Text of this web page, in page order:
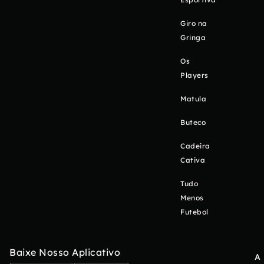
Giro na
Gringa
Os
Players
Matula
Buteco
Cadeira
Cativa
Tudo
Menos
Futebol
Baixe Nosso Aplicativo
A